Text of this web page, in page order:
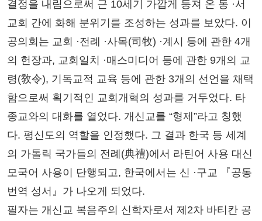
결정을 내림으로써 근 10세기 가깝게 등져 온 동 ·서
교회 간에 화해 분위기를 조성하는 성과를 보았다. 이
공의회는 교회 ·전례 ·사목(司牧) ·계시 등에 관한 4개
의 헌장과, 교회일치 ·매스미디어 등에 관한 9개의 교
령(敎令), 기독교적 교육 등에 관한 3개의 선언을 채택
함으로써 획기적인 교회개혁의 성과를 거두었다. 타
종교와의 대화를 열었다. 개신교를 “형제”라고 칭했
다. 평신도의 역할을 인정했다. 그 결과 한국 등 세계
의 가톨릭 국가들의 전례(典禮)에서 라틴어 사용 대신
모국어 사용이 단행되고, 한국에서는 신 ·구교 『공동
번역 성서』가 나오게 되었다.
필자는 개신교 복음주의 신학자로서 제2차 바티칸 공